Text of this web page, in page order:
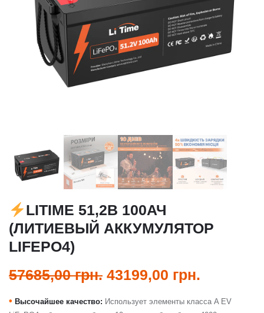
LITIME 51,2В 100АЧ
(ЛИТИЕВЫЙ АККУМУЛЯТОР
LIFEPO4)
57685,00грн. 43199,00 грн.
• Высочайшее качество: Использует элементы класса A EV